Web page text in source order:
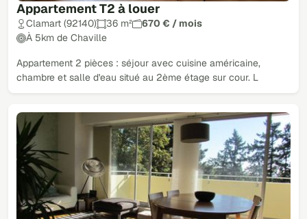
Appartement T2 à louer
Clamart (92140) 36 m²
670 € / mois
À 5km de Chaville
Appartement 2 pièces : séjour avec cuisine américaine,
chambre et salle d'eau situé au 2ème étage sur cour. L